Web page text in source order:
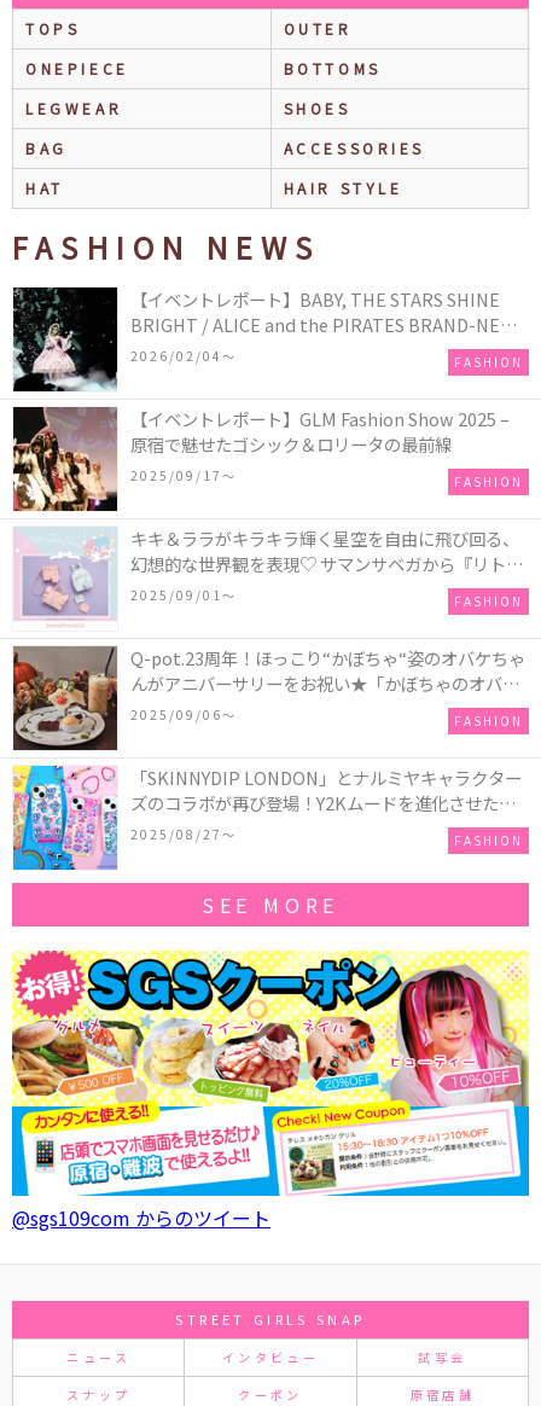
TOPS
OUTER
ONEPIECE
BOTTOMS
LEGWEAR
SHOES
BAG
ACCESSORIES
HAT
HAIR STYLE
FASHION NEWS
【イベントレポート】BABY, THE STARS SHINE
BRIGHT / ALICE and the PIRATES BRAND-NEW
COLLECTION in TOKYO
2026/02/04〜 FASHION
【イベントレポート】GLM Fashion Show 2025 –
原宿で魅せたゴシック＆ロリータの最前線
2025/09/17〜 FASHION
キキ＆ララがキラキラ輝く星空を自由に飛び回る、
幻想的な世界観を表現♡ サマンサベガから『リトル
ツインスターズ』50周年アニバーサリーイヤー』を
2025/09/01〜 FASHION
Q-pot.23周年！ほっこり“かぼちゃ“姿のオバケちゃ
んがアニバーサリーをお祝い★「かぼちゃのオバケ
ーキアクセサリー」が新発売！Q-pot CAFE.では
「かぼちゃのオバケーキプレート」も登場
2025/09/06〜 FASHION
「SKINNYDIP LONDON」とナルミヤキャラクター
ズのコラボが再び登場！Y2Kムードを進化させた新
作コレクションを発売♪
2025/08/27〜 FASHION
SEE MORE
@sgs109com からのツイート
STREET GIRLS SNAP
ニュース インタビュー 試写会
スナップ クーポン 原宿店舗